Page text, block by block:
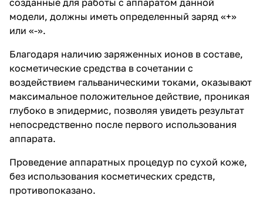
модели, должны иметь определенный заряд «+»
или «-».
Благодаря наличию заряженных ионов в составе,
косметические средства в сочетании с
воздействием гальваническими токами, оказывают
максимальное положительное действие, проникая
глубоко в эпидермис, позволяя увидеть результат
непосредственно после первого использования
аппарата.
Проведение аппаратных процедур по сухой коже,
без использования косметических средств,
противопоказано.